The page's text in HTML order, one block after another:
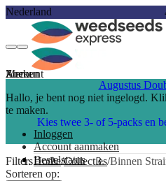
Nederland
Account
Hallo, je bent nog niet ingelogd.
te maken.
Inloggen
Account aanmaken
Bestelstatus
Menu
Zoeken
Augustus
Kies twee 3- of 5-packs en
Filters
Sorteren op:
Home Collecties Binnen